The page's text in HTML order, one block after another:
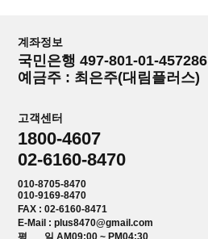
계좌정보
국민은행 497-801-01-457286
예금주 : 최은주(대림플러스)
고객센터
1800-4607
02-6160-8470
010-8705-8470
010-9169-8470
FAX : 02-6160-8471
E-Mail : plus8470@gmail.com
평 일 AM09:00 ~ PM04:30